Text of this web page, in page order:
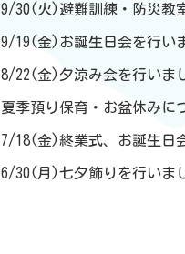
9/30(火)避難訓練・防災教
9/19(金)お誕生日会を行い
8/22(金)夕涼み会を行いま
夏季預り保育・お盆休みに
7/18(金)終業式、お誕生日
6/30(月)七夕飾りを行いま